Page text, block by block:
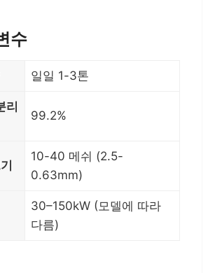
수
일일 1-3톤
리
99.2%
10-40 메쉬 (2.5-
0.63mm)
30–150kW (모델에 따라
다름)